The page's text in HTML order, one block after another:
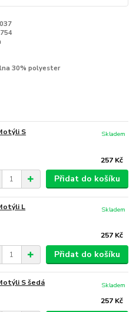
30% polyester
S
257 Kč
Skladem
Přidat do košíku
L
257 Kč
Skladem
Přidat do košíku
S šedá
257 Kč
Skladem